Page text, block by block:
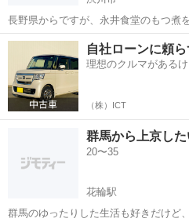
長野県からですが、永井食堂のもつ煮を一
方、もしくは自分と同じように一度は
一緒しませんか😆 平日休みが多いので、平日のお昼に行ける方でお願
いします🙇‍♂️(予定は話し合...
群馬 渋川市 その他
自社ローンに頼
理想のクルマがある
（株）ICT
群馬から上京した
20〜35
花輪駅
群馬のゆったりした生活も好きだけど、